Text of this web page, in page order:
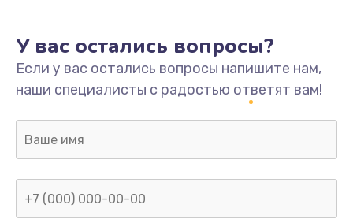
У вас остались вопросы?
Если у вас остались вопросы напишите нам,
наши специалисты с радостью ответят вам!